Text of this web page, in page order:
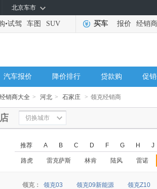
北京车市
•试驾 车图 SUV 买车 报价 经销商
汽车报价 降价排行 贷款购 促
经销商大全 > 河北 > 石家庄 > 领克经销商
切换城市
推荐 A B C D F G H J
路虎 雷克萨斯 林肯 陆风 雷诺
领克： 领克03 领克09新能源
领克Z10